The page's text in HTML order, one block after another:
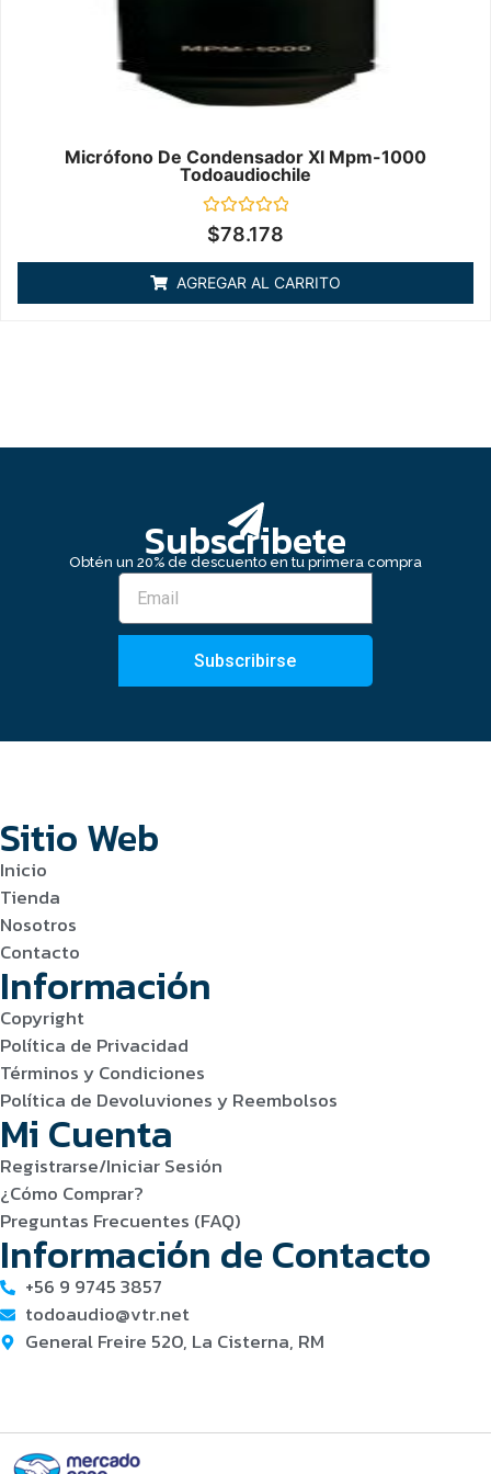
Micrófono De Condensador Xl Mpm-1000
Todoaudiochile
Valorado
en
de
5
$78.178
AGREGAR AL CARRITO
Subscribete
Obtén un 20% de descuento en tu primera compra
Subscribirse
Sitio Web
Inicio
Tienda
Nosotros
Contacto
Información
Copyright
Política de Privacidad
Términos y Condiciones
Política de Devoluviones y Reembolsos
Mi Cuenta
Registrarse/Iniciar Sesión
¿Cómo Comprar?
Preguntas Frecuentes (FAQ)
Información de Contacto
+56 9 9745 3857
todoaudio@vtr.net
General Freire 520, La Cisterna, RM